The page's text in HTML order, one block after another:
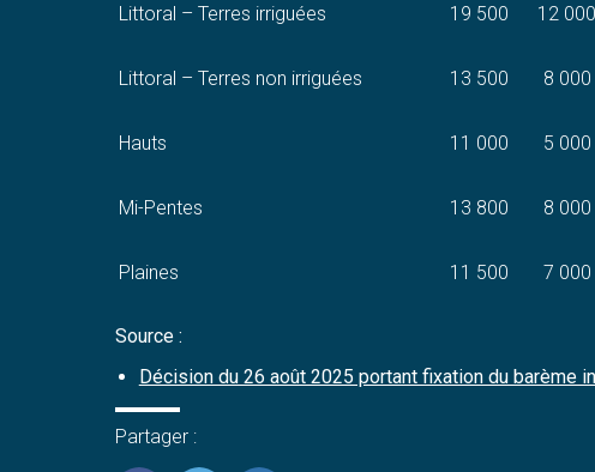
Littoral – Terres irriguées 19 500 12 000
Littoral – Terres non irriguées 13 500 8 000
Hauts 11 000 5 000
Mi-Pentes 13 800 8 000
Plaines 11 500 7 000
Source :
Décision du 26 août 2025 portant fixation du barème
Partager :